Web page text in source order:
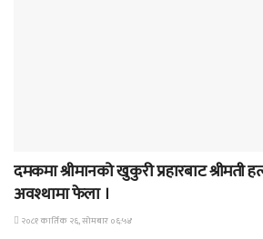
दमकमा श्रीमानको खुकुरी प्रहारबाट श्रीमती
अवश्थामा फेला ।
२०८१ कार्तिक २६, सोमबार ०६:५४